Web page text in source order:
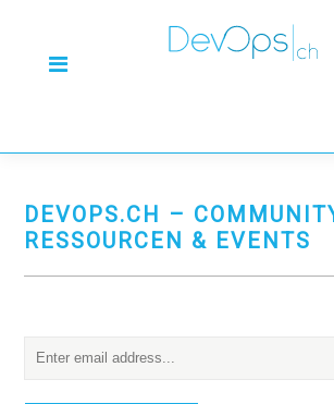
DEVOPS.CH –
RESSOURCEN & EVENTS